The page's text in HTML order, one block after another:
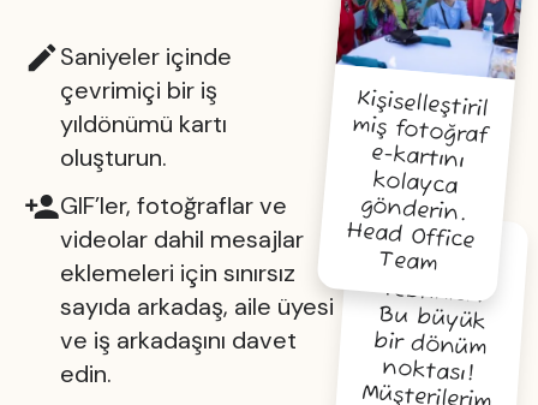
Saniyeler içinde
çevrimiçi bir iş
yıldönümü kartı
oluşturun.
GIF’ler, fotoğraflar ve
videolar dahil mesajlar
eklemeleri için sınırsız
sayıda arkadaş, aile üyesi
ve iş arkadaşını davet
edin.
Kişiselleştiril
miş fotoğraf
e-kartını
kolayca
gönderin.
Head Office
Team
10 yıl için
tebrikler!
Bu büyük
bir dönüm
noktası!
Müşterilerim
ize hizmet
etmek için
her gün
yaptığın her
şey için
teşekkürler,